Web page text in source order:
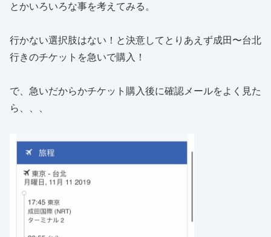
とかいろいろな事を考えてみる。
行かない選択肢はない！と決意してとりあえず成田〜台北
行きのチケットを急いで購入！
で、急いだからかチケット購入後に確認メールをよく見た
ら、、、